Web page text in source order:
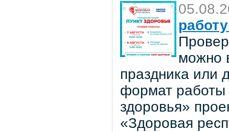
можно
праздника или
формат работы
здоровья»
«Здоровая